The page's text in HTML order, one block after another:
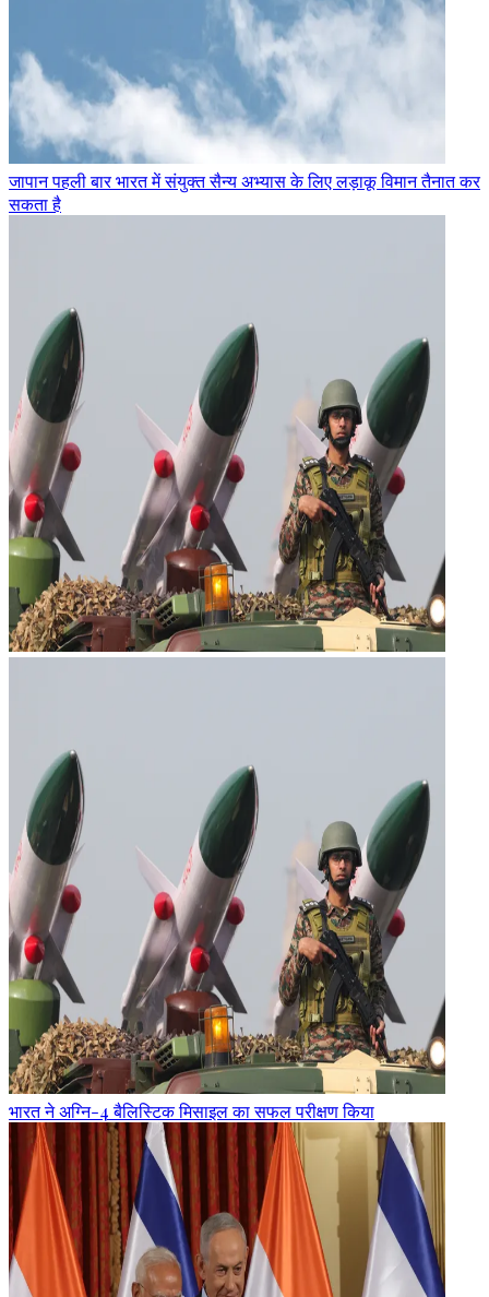
जापान पहली बार भारत में संयुक्त सैन्य अभ्यास के लिए लड़ाकू विमान तैनात कर
सकता है
भारत ने अग्नि-4 बैलिस्टिक मिसाइल का सफल परीक्षण किया